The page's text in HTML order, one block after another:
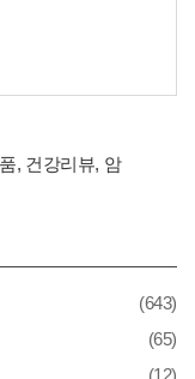
, 건강리뷰, 암
(643)
(65)